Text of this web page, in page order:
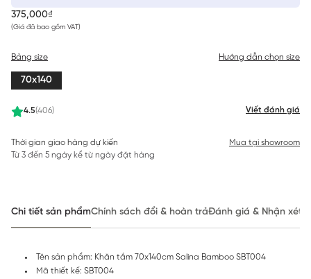
375,000₫
(Giá đã bao gồm VAT)
4.5(406) Viết đánh giá
Bảng size Hướng dẫn chọn size
70x140
Thời gian giao hàng dự kiến
Từ 3 đến 5 ngày kể từ ngày đặt hàng
Mua tại showroom
Chi tiết sản phẩmChính sách đổi & hoàn trảĐánh giá & Nhận xét
Tên sản phẩm: Khăn tắm 70x140cm Salina Bamboo SBT004
Mã thiết kế: SBT004